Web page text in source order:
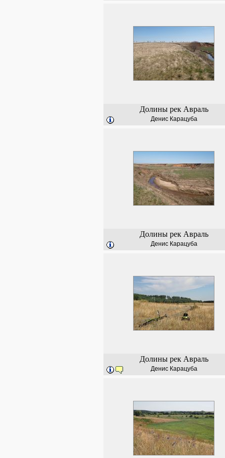
Долины рек Авраль
Денис Карацуба
Долины рек Авраль
Денис Карацуба
Долины рек Авраль
Денис Карацуба